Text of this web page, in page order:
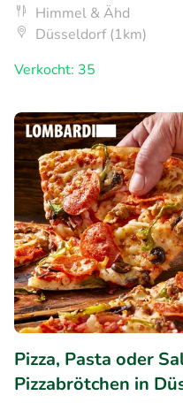
Himmel & Ähd
Düsseldorf (1km)
Verkocht: 35
Pizza, Pasta oder
Pizzabrötchen in